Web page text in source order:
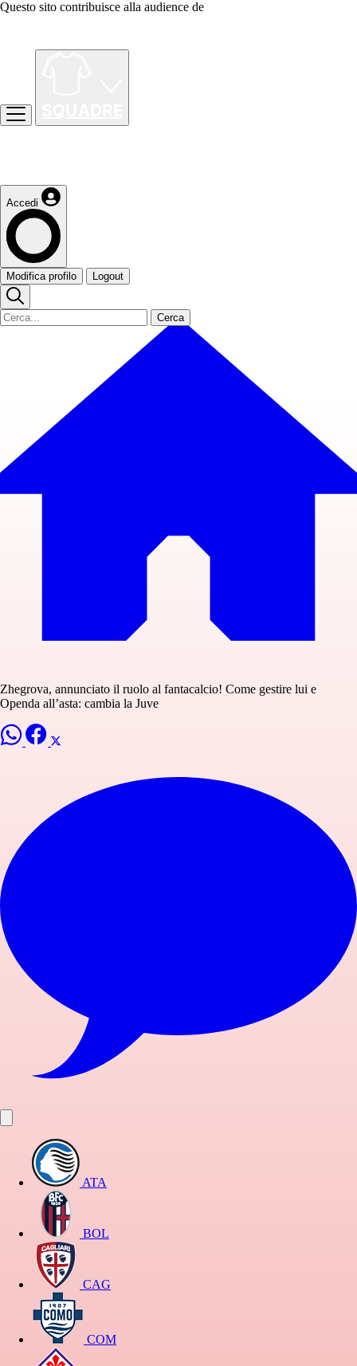
Questo sito contribuisce alla audience de
Accedi
Modifica profilo Logout
Cerca
Zhegrova, annunciato il ruolo al fantacalcio! Come gestire lui e
Openda all’asta: cambia la Juve
ATA
BOL
CAG
COM